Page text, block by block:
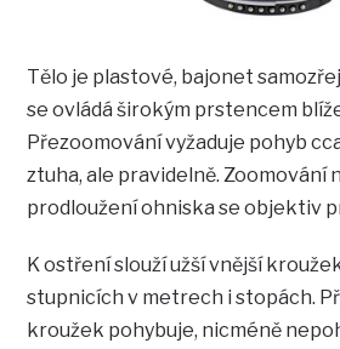
Tělo je plastové, bajonet
se ovládá širokým prstencem
Přezoomování vyžaduje pohyb
ztuha, ale pravidelně. Zoomování
prodloužení ohniska se objektiv
K ostření slouží užší vnější
stupnicích v metrech i stopách.
kroužek pohybuje, nicméně